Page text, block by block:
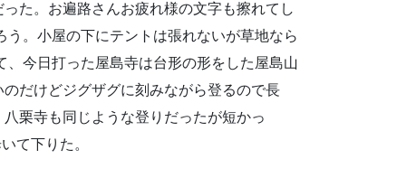
た。お遍路さんお疲れ様の文字も擦れてし
。小屋の下にテントは張れないが草地なら
、今日打った屋島寺は台形の形をした屋島山
だけどジグザグに刻みながら登るので長
栗寺も同じような登りだったが短かっ
て下りた。